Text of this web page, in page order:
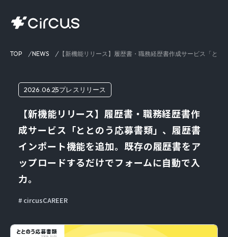
TOP NEWS 【新機能リリース】履歴書・職務経歴書作成サービス「と
2026.06.25プレスリリース
【新機能リリース】履歴書・職務経歴書作
成サービス「ととのう応募書類」、履歴書
インポート機能を追加。既存の履歴書をア
ップロードするだけでフォームに自動で入
力。
circusCAREER